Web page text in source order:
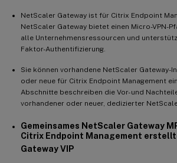
NetScaler Gateway ist für Citrix Endpoint
NetScaler Gateway bietet einen Micro-VPN-
alle Unternehmensressourcen und
Faktor-Authentifizierung.
Sie können vorhandene NetScaler Gateway-
oder neue für Citrix Endpoint Management
Abschnitte beschreiben die Vor- und
vorhandener oder neuer, dedizierter
Gemeinsames NetScaler Gateway
Citrix Endpoint Management
Gateway VIP